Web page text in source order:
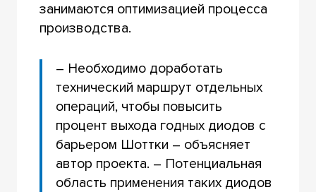
занимаются оптимизацией процесса
производства.
– Необходимо доработать
технический маршрут отдельных
операций, чтобы повысить
процент выхода годных диодов с
барьером Шоттки – объясняет
автор проекта. – Потенциальная
область применения таких диодов